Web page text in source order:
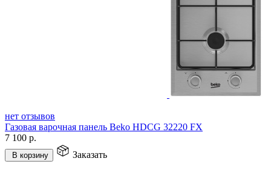
нет отзывов
Газовая варочная панель Beko HDCG 32220 FX
7 100 р.
В корзину Заказать